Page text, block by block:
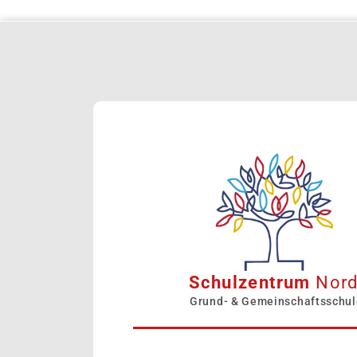
Schulzentrum
Grund- &